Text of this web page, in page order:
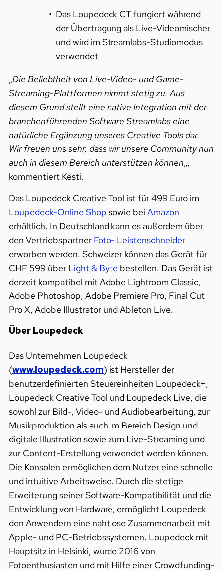
Das Loupedeck CT fungiert während
der Übertragung als Live-Videomischer
und wird im Streamlabs-Studiomodus
verwendet
„Die Beliebtheit von Live-Video- und Game-
Streaming-Plattformen nimmt stetig zu. Aus
diesem Grund stellt eine native Integration mit der
branchenführenden Software Streamlabs eine
natürliche Ergänzung unseres Creative Tools dar.
Wir freuen uns sehr, dass wir unsere Community nun
auch in diesem Bereich unterstützen können„,
kommentiert Kesti.
Das Loupedeck Creative Tool ist für 499 Euro im
Loupedeck-Online Shop sowie bei Amazon
erhältlich. In Deutschland kann es außerdem über
den Vertriebspartner Foto- Leistenschneider
erworben werden. Schweizer können das Gerät für
CHF 599 über Light & Bytebestellen. Das Gerät ist
derzeit kompatibel mit Adobe Lightroom Classic,
Adobe Photoshop, Adobe Premiere Pro, Final Cut
Pro X, Adobe Illustrator und Ableton Live.
Über Loupedeck
Das Unternehmen Loupedeck
(www.loupedeck.com) ist Hersteller der
benutzerdefinierten Steuereinheiten Loupedeck+,
Loupedeck Creative Tool und Loupedeck Live, die
sowohl zur Bild-, Video- und Audiobearbeitung, zur
Musikproduktion als auch im Bereich Design und
digitale Illustration sowie zum Live-Streaming und
zur Content-Erstellung verwendet werden können.
Die Konsolen ermöglichen dem Nutzer eine schnelle
und intuitive Arbeitsweise. Durch die stetige
Erweiterung seiner Software-Kompatibilität und die
Entwicklung von Hardware, ermöglicht Loupedeck
den Anwendern eine nahtlose Zusammenarbeit mit
Apple- und PC-Betriebssystemen. Loupedeck mit
Hauptsitz in Helsinki, wurde 2016 von
Fotoenthusiasten und mit Hilfe einer Crowdfunding-